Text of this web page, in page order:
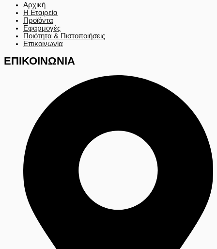
Αρχική
Η Εταιρεία
Προϊόντα
Εφαρμογές
Ποιότητα & Πιστοποιήσεις
Επικοινωνία
ΕΠΙΚΟΙΝΩΝΙΑ